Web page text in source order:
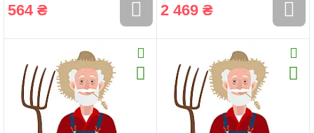
564 ₴ 2 469 ₴